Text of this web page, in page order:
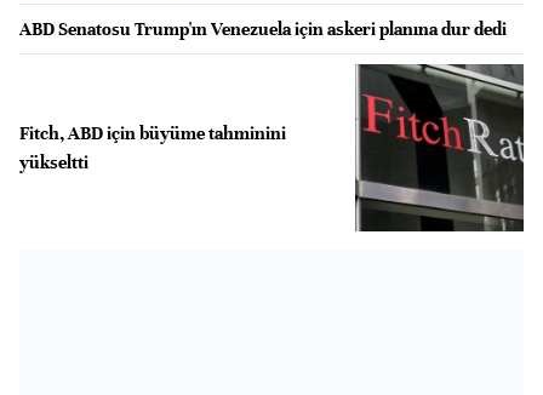
ABD Senatosu Trump'ın Venezuela için askeri planına dur dedi
Fitch, ABD için büyüme tahminini
yükseltti